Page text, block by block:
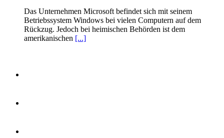
Das Unternehmen Microsoft befindet sich mit seinem
Betriebssystem Windows bei vielen Computern auf dem
Rückzug. Jedoch bei heimischen Behörden ist dem
amerikanischen [...]